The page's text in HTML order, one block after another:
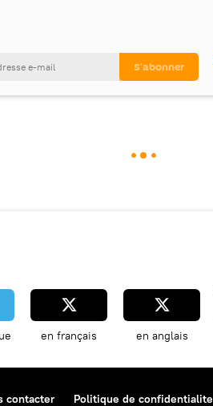
en français en anglais
contacter Politique de confidentialite